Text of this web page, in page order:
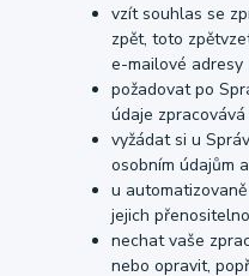
vzít souhlas se
zpět, toto
e-mailové adresy
požadovat po
údaje zpracovává
vyžádat si u
osobním údajům
u
jejich
nechat vaše
nebo opravit,